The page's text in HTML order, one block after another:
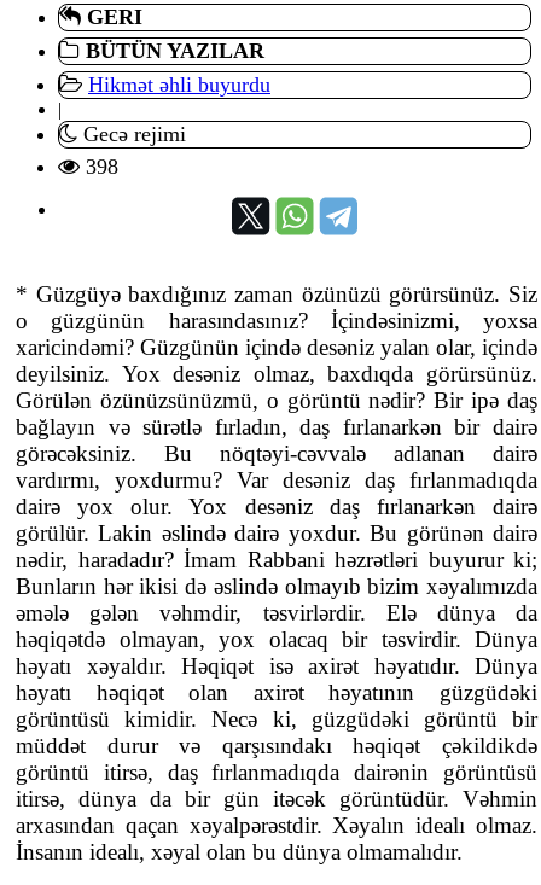
GERI
BÜTÜN YAZILAR
Hikmət əhli buyurdu
|
Gecə rejimi
398
* Güzgüyə baxdığınız zaman özünüzü görürsünüz. Siz
o güzgünün harasındasınız? İçindəsinizmi, yoxsa
xaricindəmi? Güzgünün içində desəniz yalan olar, içində
deyilsiniz. Yox desəniz olmaz, baxdıqda görürsünüz.
Görülən özünüzsünüzmü, o görüntü nədir? Bir ipə daş
bağlayın və sürətlə fırladın, daş fırlanarkən bir dairə
görəcəksiniz. Bu nöqtəyi-cəvvalə adlanan dairə
vardırmı, yoxdurmu? Var desəniz daş fırlanmadıqda
dairə yox olur. Yox desəniz daş fırlanarkən dairə
görülür. Lakin əslində dairə yoxdur. Bu görünən dairə
nədir, haradadır? İmam Rabbani həzrətləri buyurur ki;
Bunların hər ikisi də əslində olmayıb bizim xəyalımızda
əmələ gələn vəhmdir, təsvirlərdir. Elə dünya da
həqiqətdə olmayan, yox olacaq bir təsvirdir. Dünya
həyatı xəyaldır. Həqiqət isə axirət həyatıdır. Dünya
həyatı həqiqət olan axirət həyatının güzgüdəki
görüntüsü kimidir. Necə ki, güzgüdəki görüntü bir
müddət durur və qarşısındakı həqiqət çəkildikdə
görüntü itirsə, daş fırlanmadıqda dairənin görüntüsü
itirsə, dünya da bir gün itəcək görüntüdür. Vəhmin
arxasından qaçan xəyalpərəstdir. Xəyalın idealı olmaz.
İnsanın idealı, xəyal olan bu dünya olmamalıdır.